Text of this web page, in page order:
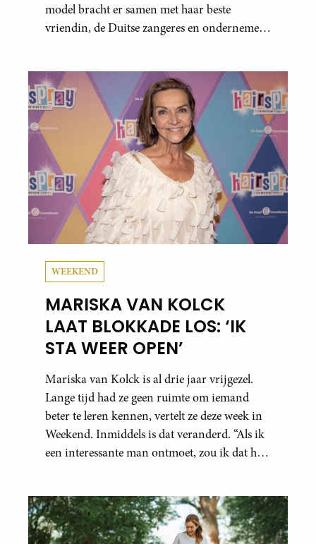
model bracht er samen met haar beste
vriendin, de Duitse zangeres en ondernemer
zonovergoten bestemming én vertelt ze hoe
bijzonder de reis voor haar is geweest.
WEEKEND
MARISKA VAN KOLCK
LAAT BLOKKADE LOS: ‘IK
STA WEER OPEN’
Mariska van Kolck is al drie jaar vrijgezel.
Lange tijd had ze geen ruimte om iemand
beter te leren kennen, vertelt ze deze week in
Weekend. Inmiddels is dat veranderd. “Als ik
een interessante man ontmoet, zou ik dat heel